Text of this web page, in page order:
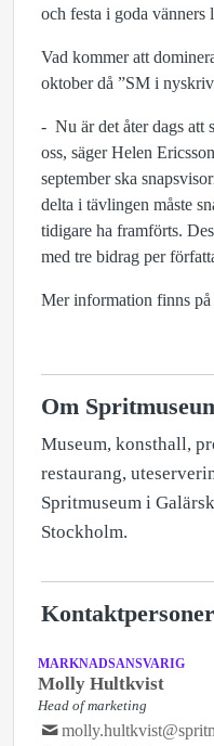
och festa i goda vänners
Vad kommer att
oktober då ”SM i
- Nu är det åter dags att
oss, säger Helen
september ska
delta i tävlingen måste
tidigare ha framförts.
med tre bidrag per
Mer information finns på
Om
Museum, konsthall,
restaurang,
Spritmuseum i
Stockholm.
Kontaktpersoner
MARKNADSANSVARIG
Molly Hultkvist
Head of marketing